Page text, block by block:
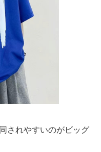
されやすいのがビッグ